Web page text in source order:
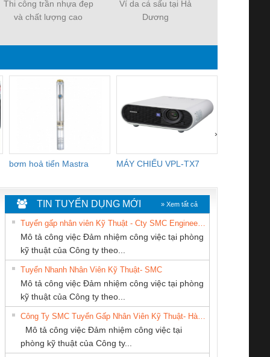
Thi công trần nhựa đẹp
và chất lượng cao
Ví da cá sấu tại Hả
Dương
bơm hoả tiển Mastra MÁY CHIẾU VPL-TX7
›
An Toàn
Contact
– PSR-
SCP-
FSP/2X1/1X2
Bộ giám sát chuỗi
tấm pin
TRANSCLINIC 16I+
1K5 L (2433950000)
Bộ giám sát dòng
TRANSCLINIC 16I+
(2008130000)
TY CỔ
DÂY VÀ
ĐIỆN
ĐÌNH
CÔNG TY TNHH
THIẾT BỊ CÔNG
NGHIỆP NIHON
SETSUBI VIỆT
NAM
CÔNG TY TNHH
SUPPLY
TIN TUYỂN DỤNG MỚI » Xem tất cả
Mô tả công việc Đảm nhiệm công việc tại phòng
kỹ thuật của Công ty theo...
Tuyển Nhanh Nhân Viên Kỹ Thuật- SMC
Mô tả công việc Đảm nhiệm công việc tại phòng
kỹ thuật của Công ty theo...
Mô tả công việc Đảm nhiệm công việc tại
phòng kỹ thuật của Công ty...